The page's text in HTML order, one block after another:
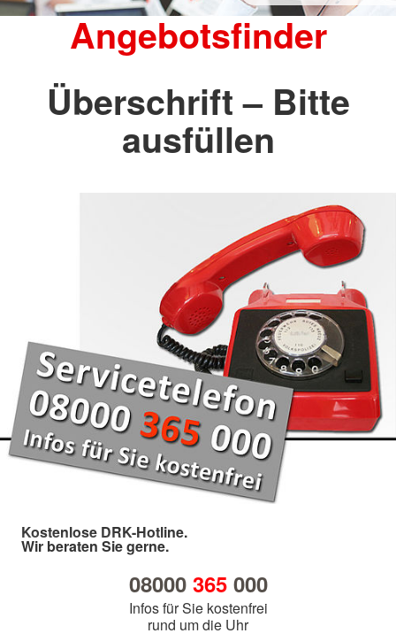
Angebotsfinder
Überschrift – Bitte
ausfüllen
Kostenlose DRK-Hotline.
Wir beraten Sie gerne.
08000 365000
Infos für Sie kostenfrei
rund um die Uhr